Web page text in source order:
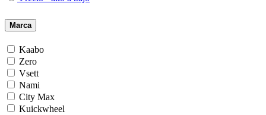
Marca
Kaabo
Zero
Vsett
Nami
City Max
Kuickwheel